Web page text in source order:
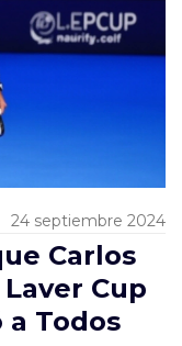
24 septiembre 2024
Carlos
Cup
Todos